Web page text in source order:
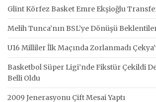
Glint Körfez Basket Emre Ekşioğlu
Melih Tunca’nın BSL’ye Dönüşü
U16 Milliler İlk Maçında Zorlanmadı
Basketbol Süper Ligi’nde Fikstür Çekildi
Belli Oldu
2009 Jenerasyonu Çift Mesai Yaptı